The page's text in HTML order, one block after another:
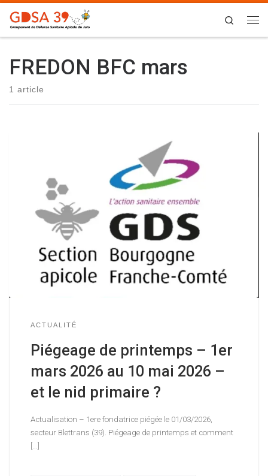
Skip to content
Search
FREDON BFC mars
1 article
ACTUALITÉ
Piégeage de printemps – 1er
mars 2026 au 10 mai 2026 –
et le nid primaire ?
Actualisation – 1ere fondatrice piégée le 01/03/2026,
secteur Blettrans (39). Piégeage de printemps et comment